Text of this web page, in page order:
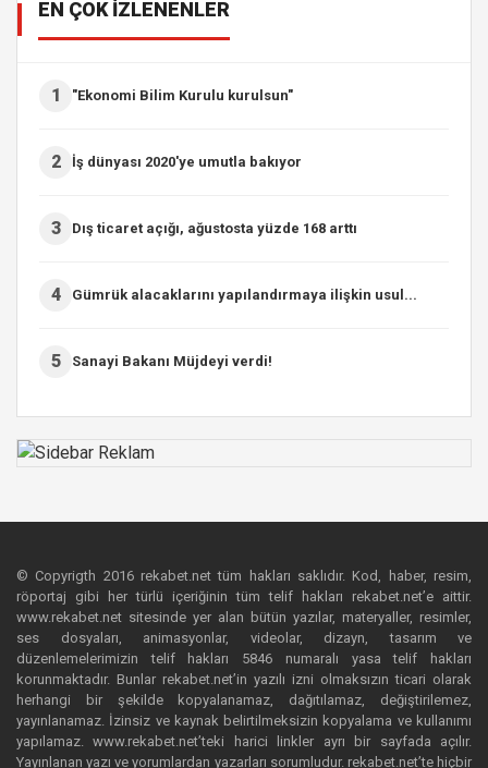
EN ÇOK İZLENENLER
1 "Ekonomi Bilim Kurulu kurulsun"
2 İş dünyası 2020'ye umutla bakıyor
3 Dış ticaret açığı, ağustosta yüzde 168 arttı
4 Gümrük alacaklarını yapılandırmaya ilişkin usul...
5 Sanayi Bakanı Müjdeyi verdi!
© Copyrigth 2016 rekabet.net tüm hakları saklıdır. Kod, haber, resim,
röportaj gibi her türlü içeriğinin tüm telif hakları rekabet.net’e aittir.
www.rekabet.net sitesinde yer alan bütün yazılar, materyaller, resimler,
ses dosyaları, animasyonlar, videolar, dizayn, tasarım ve
düzenlemelerimizin telif hakları 5846 numaralı yasa telif hakları
korunmaktadır. Bunlar rekabet.net’in yazılı izni olmaksızın ticari olarak
herhangi bir şekilde kopyalanamaz, dağıtılamaz, değiştirilemez,
yayınlanamaz. İzinsiz ve kaynak belirtilmeksizin kopyalama ve kullanımı
yapılamaz. www.rekabet.net’teki harici linkler ayrı bir sayfada açılır.
Yayınlanan yazı ve yorumlardan yazarları sorumludur. rekabet.net’te hiçbir